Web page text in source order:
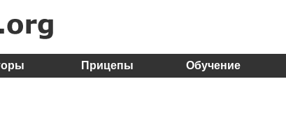
Прицепы Обучение